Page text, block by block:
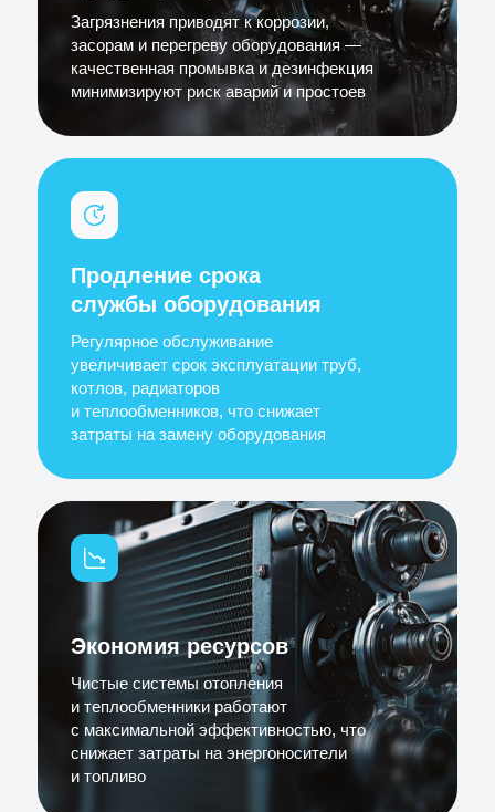
Экономия ресурсов
Чистые системы отопления
и теплообменники работают
c максимальной эффективностью, что
снижает затраты на энергоносители
и топливо
Загрязнения приводят к коррозии,
засорам и перегреву оборудования —
качественная промывка и дезинфекция
минимизируют риск аварий и простоев
Продление срока
службы оборудования
Регулярное обслуживание
увеличивает срок эксплуатации труб,
котлов, радиаторов
и теплообменников, что снижает
затраты на замену оборудования